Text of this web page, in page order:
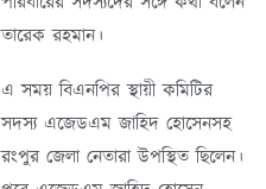
তারেক রহমান।
এ সময় বিএনপির স্থায়ী কমিটির
সদস্য এজেডএম জাহিদ হোসেনসহ
রংপুর জেলা নেতারা উপস্থিত ছিলেন।